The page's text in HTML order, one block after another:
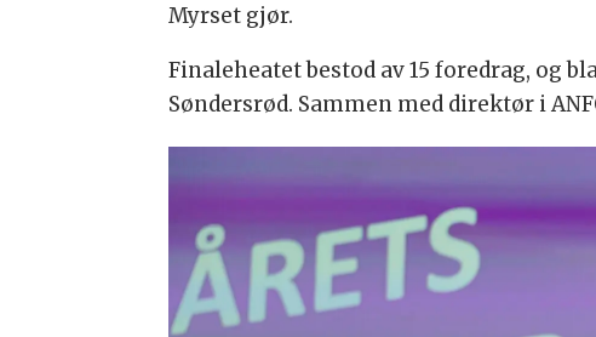
Myrset gjør.
Finaleheatet bestod av 15 foredrag, og
Søndersrød. Sammen med direktør i